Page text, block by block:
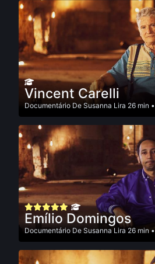
Vincent Carelli
Documentário De Susanna Lira 26 min •
Emílio Domingos
Documentário De Susanna Lira 26 min •